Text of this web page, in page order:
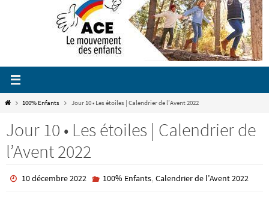
Home100% Enfants Jour 10 • Les étoiles | Calendrier de l’Avent 2022
Jour 10 • Les étoiles | Calendrier de
l’Avent 2022
10 décembre 2022 100% Enfants, Calendrier de l’Avent 2022